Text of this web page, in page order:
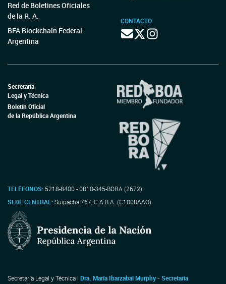
Red de Boletines Oficiales
de la R. A.
BFA Blockchain Federal
Argentina
CONTACTO
Secretaría
Legal y Técnica
Boletín Oficial
de la República Argentina
TELÉFONOS: 5218-8400 - 0810-345-BORA (2672)
SEDE CENTRAL:Suipacha 767, C.A.B.A. (C1008AAO)
Secretaría Legal y Técnica | Dra. María Ibarzabal Murphy - Secretaria